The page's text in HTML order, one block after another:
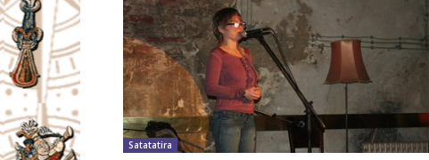
Satatatira